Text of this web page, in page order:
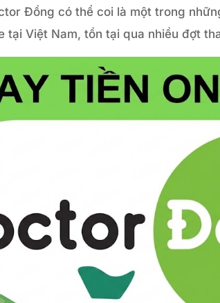
Đồng có thể coi là một trong
tại Việt Nam, tồn tại qua nhiều đợt